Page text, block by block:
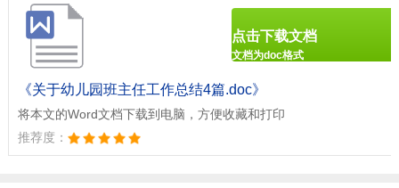
《关于幼儿园班主任工作总结4篇.doc》
将本文的Word文档下载到电脑，方便收藏和打印
推荐度：
点击下载文档
文档为doc格式